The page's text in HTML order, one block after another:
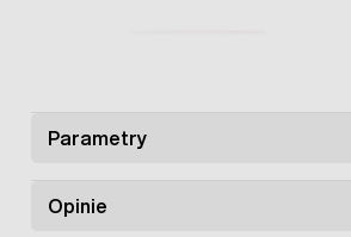
Parametry
Opinie